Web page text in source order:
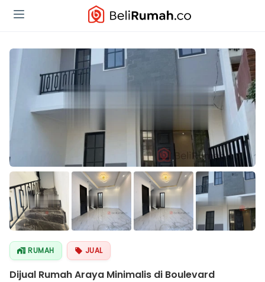
RUMAH JUAL
Dijual Rumah Araya Minimalis di Boulevard